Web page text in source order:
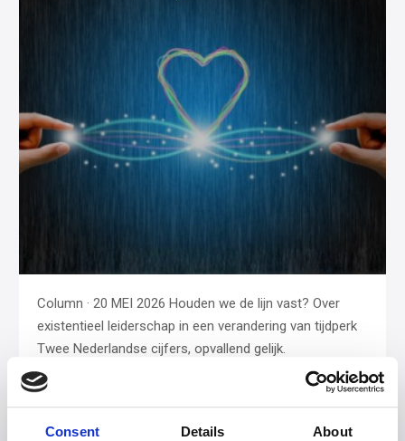
Consent Details About
Column · 20 MEI 2026 Houden we de lijn vast? Over
existentieel leiderschap in een verandering van tijdperk
Twee Nederlandse cijfers, opvallend gelijk.
Drieënzeventig procent van